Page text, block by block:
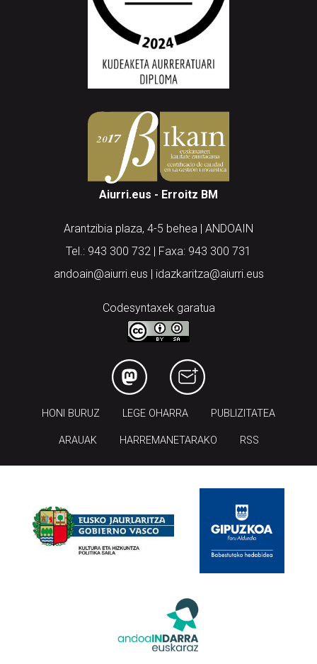
Aiurri.eus - Erroitz BM
Arantzibia plaza, 4-5 behea | ANDOAIN
Tel.: 943 300 732 | Faxa: 943 300 731
andoain@aiurri.eus | idazkaritza@aiurri.eus
Codesyntaxek garatua
HONI BURUZ LEGE OHARRA PUBLIZITATEA
ARAUAK HARREMANETARAKO RSS